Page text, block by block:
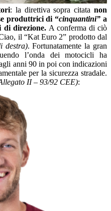
: la direttiva sopra citata non
produttrici di “cinquantini”a
di direzione. A conferma di ciò
il “Kat Euro 2” prodotto dal
destra). Fortunatamente la gran
l’onda dei motocicli ha
anni 90 in poi con indicazioni
per la sicurezza stradale.
II – 93/92 CEE):